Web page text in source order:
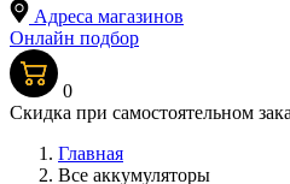
Адреса магазинов
Онлайн подбор
0
Скидка при самостоятельном
Главная
Все аккумуляторы